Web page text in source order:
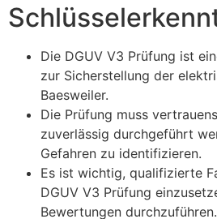
Die DGUV V3 Prüfung ist
zur Sicherstellung der
Baesweiler.
Die Prüfung muss
zuverlässig durchgeführt
Gefahren zu identifizieren.
Es ist wichtig, qualifizierte
DGUV V3 Prüfung
Bewertungen durchzuführen.